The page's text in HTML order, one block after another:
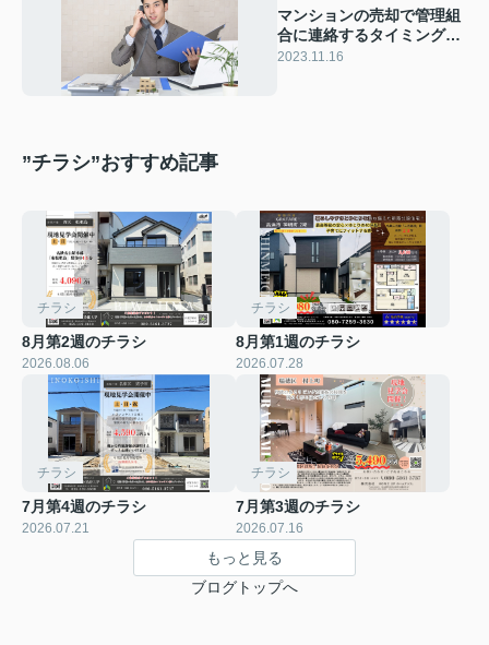
マンションの売却で管理組
合に連絡するタイミング
は？必要な書類も解説！
2023.11.16
”チラシ”おすすめ記事
チラシ
8月第2週のチラシ
2026.08.06
チラシ
8月第1週のチラシ
2026.07.28
チラシ
7月第4週のチラシ
2026.07.21
チラシ
7月第3週のチラシ
2026.07.16
もっと見る
ブログトップへ